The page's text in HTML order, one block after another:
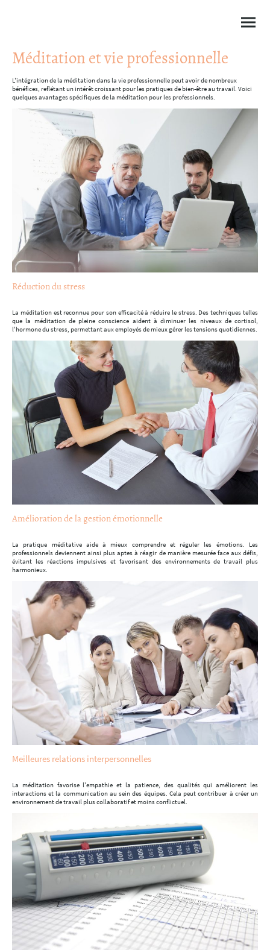
Méditation et vie professionnelle
L'intégration de la méditation dans la vie professionnelle peut avoir de nombreux
bénéfices, reflétant un intérêt croissant pour les pratiques de bien-être au travail. Voici
quelques avantages spécifiques de la méditation pour les professionnels.
Réduction du stress
La méditation est reconnue pour son efficacité à réduire le stress. Des techniques telles
que la méditation de pleine conscience aident à diminuer les niveaux de cortisol,
l'hormone du stress, permettant aux employés de mieux gérer les tensions quotidiennes.
Amélioration de la gestion émotionnelle
La pratique méditative aide à mieux comprendre et réguler les émotions. Les
professionnels deviennent ainsi plus aptes à réagir de manière mesurée face aux défis,
évitant les réactions impulsives et favorisant des environnements de travail plus
harmonieux.
Meilleures relations interpersonnelles
La méditation favorise l'empathie et la patience, des qualités qui améliorent les
interactions et la communication au sein des équipes. Cela peut contribuer à créer un
environnement de travail plus collaboratif et moins conflictuel.